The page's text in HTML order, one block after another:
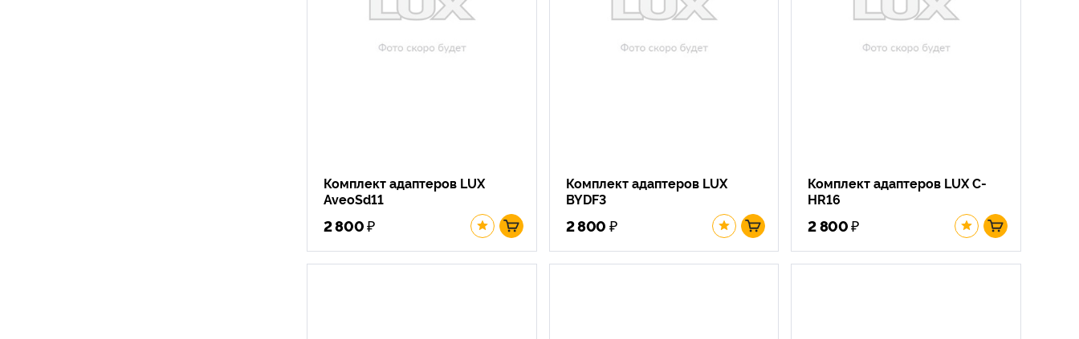
Комплект адаптеров LUX
AveoSd11
2 800₽
Комплект адаптеров LUX
BYDF3
2 800 ₽
Комплект адаптеров LUX C-
HR16
2 800₽